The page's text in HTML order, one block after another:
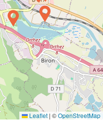
Leaflet | ©OpenStreetMap